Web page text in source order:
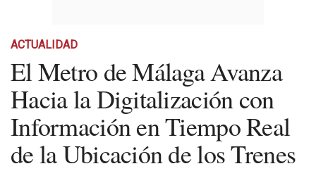
ACTUALIDAD
El Metro de Málaga Avanza
Hacia la Digitalización con
Información en Tiempo Real
de la Ubicación de los Trenes